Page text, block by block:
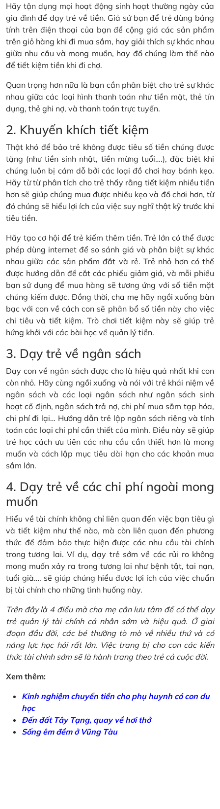
Hãy tận dụng mọi hoạt động sinh hoạt thường ngày của
gia đình để dạy trẻ về tiền. Giả sử bạn để trẻ dùng bảng
tính trên điện thoại của bạn để cộng giá các sản phẩm
trên giỏ hàng khi đi mua sắm, hay giải thích sự khác nhau
giữa nhu cầu và mong muốn, hay đố chúng làm thế nào
để tiết kiệm tiền khi đi chợ.
Quan trọng hơn nữa là bạn cần phân biệt cho trẻ sự khác
nhau giữa các loại hình thanh toán như tiền mặt, thẻ tín
dụng, thẻ ghi nợ, và thanh toán trực tuyến.
2. Khuyến khích tiết kiệm
Thật khó để bảo trẻ không được tiêu số tiền chúng được
tặng (như tiền sinh nhật, tiền mừng tuổi….), đặc biệt khi
chúng luôn bị cám dỗ bởi các loại đồ chơi hay bánh kẹo.
Hãy từ từ phân tích cho trẻ thấy rằng tiết kiệm nhiều tiền
hơn sẽ giúp chúng mua được nhiều kẹo và đồ chơi hơn, từ
đó chúng sẽ hiểu lợi ích của việc suy nghĩ thật kỹ trước khi
tiêu tiền.
Hãy tạo cơ hội để trẻ kiếm thêm tiền. Trẻ lớn có thể được
phép dùng internet để so sánh giá và phân biệt sự khác
nhau giữa các sản phẩm đắt và rẻ. Trẻ nhỏ hơn có thể
được hướng dẫn để cắt các phiếu giảm giá, và mỗi phiếu
bạn sử dụng để mua hàng sẽ tương ứng với số tiền mặt
chúng kiếm được. Đồng thời, cha mẹ hãy ngồi xuống bàn
bạc với con về cách con sẽ phân bổ số tiền này cho việc
chi tiêu và tiết kiệm. Trò chơi tiết kiệm này sẽ giúp trẻ
hứng khởi với các bài học về quản lý tiền.
3. Dạy trẻ về ngân sách
Dạy con về ngân sách được cho là hiệu quả nhất khi con
còn nhỏ. Hãy cùng ngồi xuống và nói với trẻ khái niệm về
ngân sách và các loại ngân sách như ngân sách sinh
hoạt cố định, ngân sách trả nợ, chi phí mua sắm tạp hóa,
chi phí đi lại… Hướng dẫn trẻ lập ngân sách riêng và tính
toán các loại chi phí cần thiết của mình. Điều này sẽ giúp
trẻ học cách ưu tiên các nhu cầu cần thiết hơn là mong
muốn và cách lập mục tiêu dài hạn cho các khoản mua
sắm lớn.
4. Dạy trẻ về các chi phí ngoài mong
muốn
Hiểu về tài chính không chỉ liên quan đến việc bạn tiêu gì
và tiết kiệm như thế nào, mà còn liên quan đến phương
thức để đảm bảo thực hiện được các nhu cầu tài chính
trong tương lai. Ví dụ, dạy trẻ sớm về các rủi ro không
mong muốn xảy ra trong tương lai như bệnh tật, tai nạn,
tuổi già…. sẽ giúp chúng hiểu được lợi ích của việc chuẩn
bị tài chính cho những tình huống này.
Trên đây là 4 điều mà cha mẹ cần lưu tâm để có thể dạy
trẻ quản lý tài chính cá nhân sớm và hiệu quả. Ở giai
đoạn đầu đời, các bé thường tò mò về nhiều thứ và có
năng lực học hỏi rất lớn. Việc trang bị cho con các kiến
thức tài chính sớm sẽ là hành trang theo trẻ cả cuộc đời.
Xem thêm:
Kinh nghiệm chuyển tiền cho phụ huynh có con du
học
Đến đất Tây Tạng, quay về hơi thở
Sống êm đềm ở Vũng Tàu